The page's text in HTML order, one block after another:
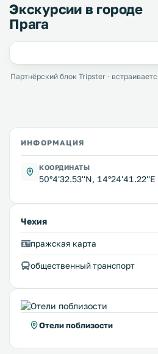
Экскурсии в городе
Прага
Партнёрский блок Tripster ·
ИНФОРМАЦИЯ
КООРДИНАТЫ
50°4'32.53''N, 14°24'41.22''E
Чехия
пражская карта
общественный транспорт
Отели поблизости